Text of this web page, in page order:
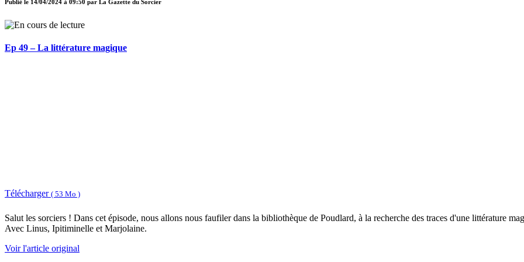
Publié le 14/04/2024 à 09:50 par La Gazette du Sorcier
Ep 49 – La littérature magique
Télécharger ( 53 Mo )
Salut les sorciers ! Dans cet épisode, nous allons nous faufiler dans la bibliothèque de Poudlard, à la recherche des traces d'une littérature
Avec Linus, Ipitiminelle et Marjolaine.
Voir l'article original